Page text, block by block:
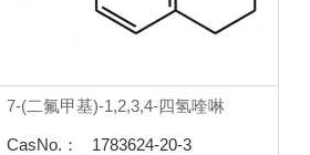
7-(二氟甲基)-1,2,3,4-四氢喹啉
CasNo.： 1783624-20-3